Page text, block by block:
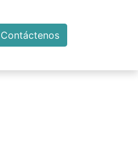
Contáctenos